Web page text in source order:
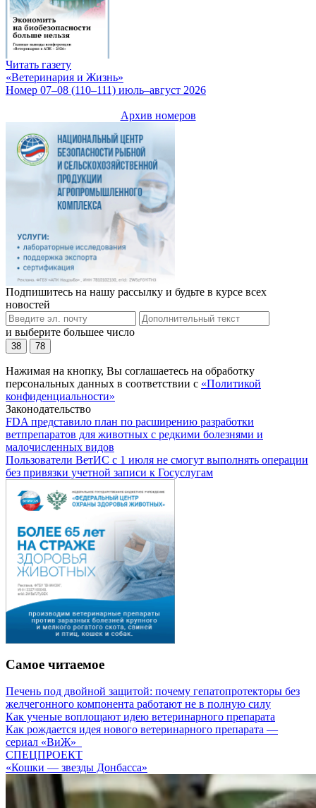
Читать газету
«Ветеринария и Жизнь»
Номер 07–08 (110–111) июль–август 2026
Архив номеров
Подпишитесь на нашу рассылку и будьте в курсе всех
новостей
и выберите большее число
38 78
Нажимая на кнопку, Вы соглашаетесь на обработку
персональных данных в соответствии с «Политикой
конфиденциальности»
Законодательство
FDA представило план по расширению разработки
ветпрепаратов для животных с редкими болезнями и
малочисленных видов
Пользователи ВетИС с 1 июля не смогут выполнять операции
без привязки учетной записи к Госуслугам
Самое читаемое
Печень под двойной защитой: почему гепатопротекторы без
желчегонного компонента работают не в полную силу
Как ученые воплощают идею ветеринарного препарата
Как рождается идея нового ветеринарного препарата —
сериал «ВиЖ»
СПЕЦПРОЕКТ
«Кошки — звезды Донбасса»